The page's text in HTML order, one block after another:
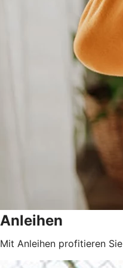
Anleihen
Mit Anleihen profitieren